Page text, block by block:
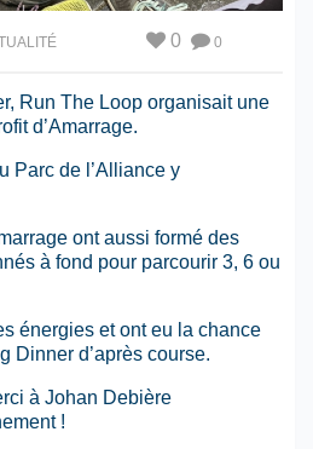
0
0
Run The Loop organisait une
d’Amarrage.
Parc de l’Alliance y
ont aussi formé des
à fond pour parcourir 3, 6 ou
énergies et ont eu la chance
Dinner d’après course.
à Johan Debière
!